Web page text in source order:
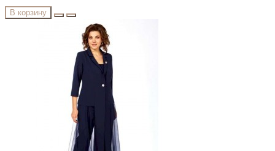
В корзину